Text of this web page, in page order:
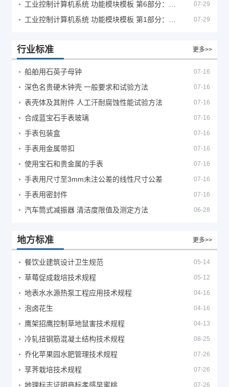
07-29
07-29
行业标准 更多>>
船舶用石英子母钟 07-16
深色名贵硬木钟壳 一般要求和试验方法 07-16
表壳体及其附件 人工汗耐腐蚀性能试验方法 07-16
合成蓝宝石手表玻璃 07-16
手表包装盒 07-16
手表用金属带扣 07-16
使用宝石和贵金属的手表 07-16
手表用尺寸至3mm未注公差的线性尺寸公差 07-16
手表用密封件 07-16
汽车筒式减振器 清洁度限值及测定方法 06-28
地方标准 更多>>
餐饮业建筑设计卫生规范 05-14
草莓促成栽培技术规程 05-12
地表水水源热泵工程应用技术规程 04-16
泡卤花生 04-16
鹰架招鹰控制草地鼠害技术规程 04-13
冷轧扭钢筋混凝土结构技术规程 08-25
乔化苹果园水肥管理技术规程 07-26
莩荠栽培技术规程 07-26
地理标志证明商标孝感早蜜桃 07-26